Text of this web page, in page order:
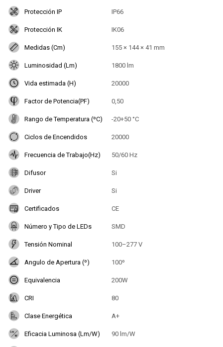
Protección IP IP66
Protección IK IK06
Medidas (Cm) 155 × 144 × 41 mm
Luminosidad (Lm) 1800 lm
Vida estimada (H) 20000
Factor de Potencia(PF) 0,50
Rango de Temperatura (ºC) -20+50 °C
Ciclos de Encendidos 20000
Frecuencia de Trabajo(Hz) 50/60 Hz
Difusor Si
Driver Si
Certificados CE
Número y Tipo de LEDs SMD
Tensión Nominal 100–277 V
Angulo de Apertura (º) 100º
Equivalencia 200W
CRI 80
Clase Energética A+
Eficacia Luminosa (Lm/W) 90 lm/W